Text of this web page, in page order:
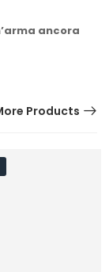
ancora
Products